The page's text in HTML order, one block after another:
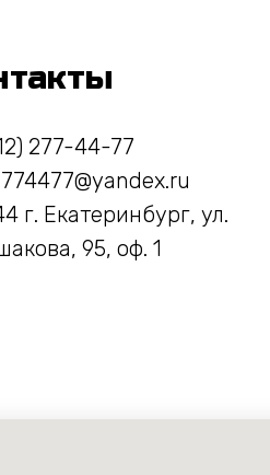
277-44-77
г. Екатеринбург, ул.
95, оф. 1